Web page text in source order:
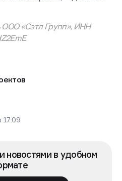
ООО «Сэтл Групп», ИНН
17:09
новостями в удобном